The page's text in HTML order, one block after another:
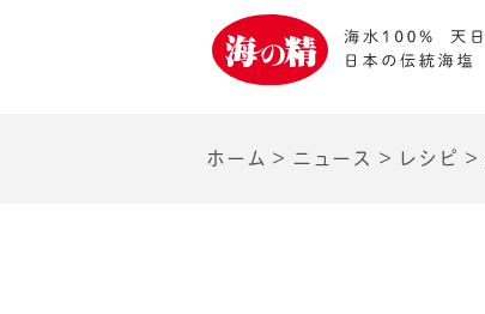
ホーム > ニュース > レシピ >